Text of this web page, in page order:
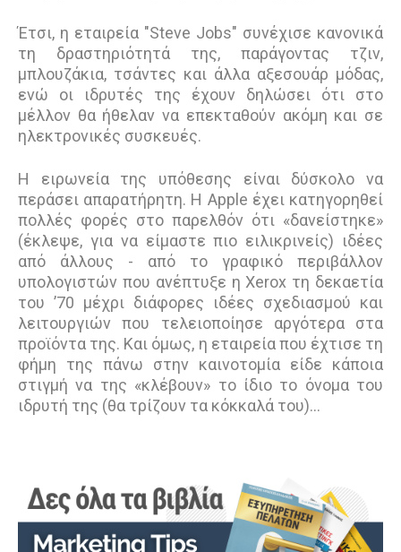
Έτσι, η εταιρεία "Steve Jobs" συνέχισε κανονικά
τη δραστηριότητά της, παράγοντας τζιν,
μπλουζάκια, τσάντες και άλλα αξεσουάρ μόδας,
ενώ οι ιδρυτές της έχουν δηλώσει ότι στο
μέλλον θα ήθελαν να επεκταθούν ακόμη και σε
ηλεκτρονικές συσκευές.
Η ειρωνεία της υπόθεσης είναι δύσκολο να
περάσει απαρατήρητη. Η Apple έχει κατηγορηθεί
πολλές φορές στο παρελθόν ότι «δανείστηκε»
(έκλεψε, για να είμαστε πιο ειλικρινείς) ιδέες
από άλλους - από το γραφικό περιβάλλον
υπολογιστών που ανέπτυξε η Xerox τη δεκαετία
του ’70 μέχρι διάφορες ιδέες σχεδιασμού και
λειτουργιών που τελειοποίησε αργότερα στα
προϊόντα της. Και όμως, η εταιρεία που έχτισε τη
φήμη της πάνω στην καινοτομία είδε κάποια
στιγμή να της «κλέβουν» το ίδιο το όνομα του
ιδρυτή της (θα τρίζουν τα κόκκαλά του)...